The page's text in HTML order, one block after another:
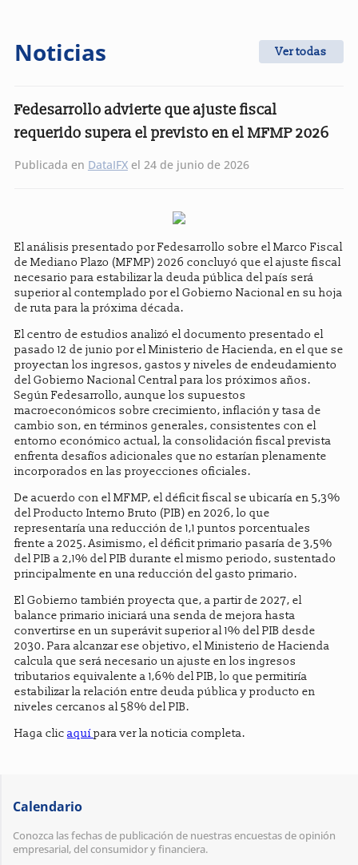
Noticias Ver todas
Fedesarrollo advierte que ajuste fiscal
requerido supera el previsto en el MFMP 2026
Publicada en DataIFXel 24 de junio de 2026
El análisis presentado por Fedesarrollo sobre el Marco Fiscal
de Mediano Plazo (MFMP) 2026 concluyó que el ajuste fiscal
necesario para estabilizar la deuda pública del país será
superior al contemplado por el Gobierno Nacional en su hoja
de ruta para la próxima década.
El centro de estudios analizó el documento presentado el
pasado 12 de junio por el Ministerio de Hacienda, en el que se
proyectan los ingresos, gastos y niveles de endeudamiento
del Gobierno Nacional Central para los próximos años.
Según Fedesarrollo, aunque los supuestos
macroeconómicos sobre crecimiento, inflación y tasa de
cambio son, en términos generales, consistentes con el
entorno económico actual, la consolidación fiscal prevista
enfrenta desafíos adicionales que no estarían plenamente
incorporados en las proyecciones oficiales.
De acuerdo con el MFMP, el déficit fiscal se ubicaría en 5,3%
del Producto Interno Bruto (PIB) en 2026, lo que
representaría una reducción de 1,1 puntos porcentuales
frente a 2025. Asimismo, el déficit primario pasaría de 3,5%
del PIB a 2,1% del PIB durante el mismo periodo, sustentado
principalmente en una reducción del gasto primario.
El Gobierno también proyecta que, a partir de 2027, el
balance primario iniciará una senda de mejora hasta
convertirse en un superávit superior al 1% del PIB desde
2030. Para alcanzar ese objetivo, el Ministerio de Hacienda
calcula que será necesario un ajuste en los ingresos
tributarios equivalente a 1,6% del PIB, lo que permitiría
estabilizar la relación entre deuda pública y producto en
niveles cercanos al 58% del PIB.
Haga clic aquípara ver la noticia completa.
Calendario
Conozca las fechas de publicación de nuestras encuestas de opinión
empresarial, del consumidor y financiera.